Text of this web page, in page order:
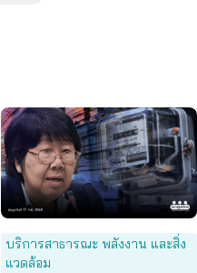
บริการสาธารณะ พลังงาน และสิ่ง
แวดล้อม